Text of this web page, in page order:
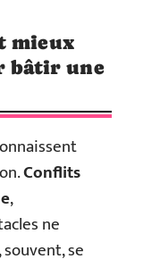
mieux
bâtir une
Conflits
,
ne
se